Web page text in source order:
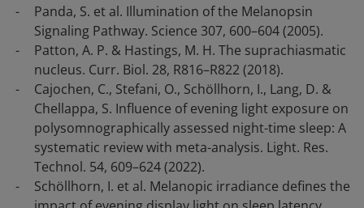
Panda, S. et al. Illumination of the Melanopsin
Signaling Pathway. Science 307, 600–604 (2005).
Patton, A. P. & Hastings, M. H. The suprachiasmatic
nucleus. Curr. Biol. 28, R816–R822 (2018).
Cajochen, C., Stefani, O., Schöllhorn, I., Lang, D. &
Chellappa, S. Influence of evening light exposure on
polysomnographically assessed night-time sleep: A
systematic review with meta-analysis. Light. Res.
Technol. 54, 609–624 (2022).
Schöllhorn, I. et al. Melanopic irradiance defines the